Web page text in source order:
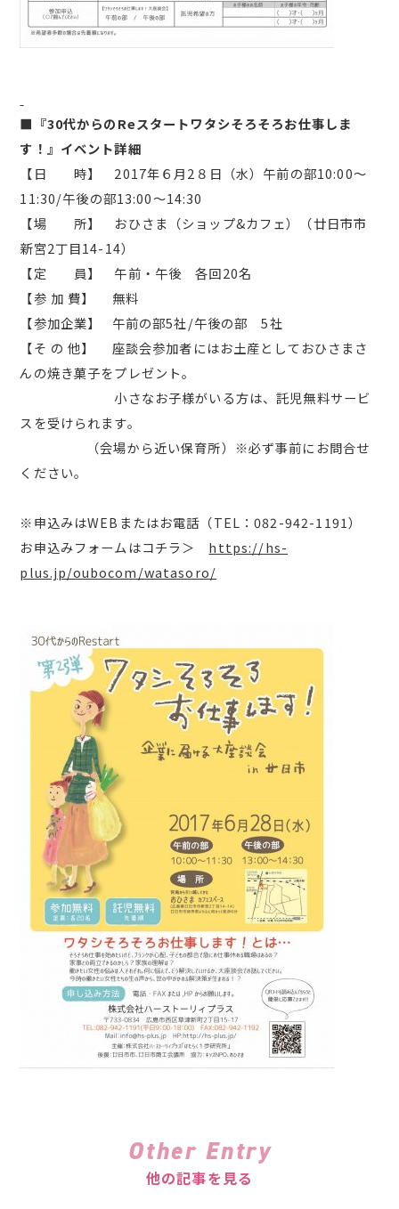
■『30代からのReスタートワタシそろそろお仕事しま
す！』イベント詳細
【日 時】 2017年６月2８日（水）午前の部10:00～
11:30/午後の部13:00～14:30
【場 所】 おひさま（ショップ&カフェ）（廿日市市
新宮2丁目14-14）
【定 員】 午前・午後 各回20名
【参 加 費】 無料
【参加企業】 午前の部5社/午後の部 5社
【そ の 他】 座談会参加者にはお土産としておひさまさ
んの焼き菓子をプレゼント。
小さなお子様がいる方は、託児無料サービ
スを受けられます。
（会場から近い保育所）※必ず事前にお問合せ
ください。
※申込みはWEBまたはお電話（TEL：082-942-1191）
お申込みフォームはコチラ＞ https://hs-
plus.jp/oubocom/watasoro/
Other Entry
他の記事を見る